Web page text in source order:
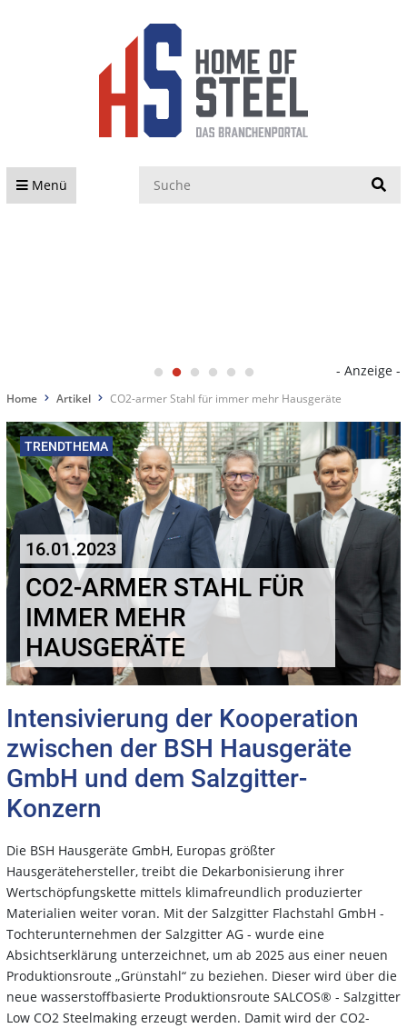
Menü
- Anzeige -
Home Artikel CO2-armer Stahl für immer mehr Hausgeräte
TRENDTHEMA
16.01.2023
CO2-ARMER STAHL FÜR
IMMER MEHR
HAUSGERÄTE
Intensivierung der Kooperation
zwischen der BSH Hausgeräte
GmbH und dem Salzgitter-
Konzern
Die BSH Hausgeräte GmbH, Europas größter
Hausgerätehersteller, treibt die Dekarbonisierung ihrer
Wertschöpfungskette mittels klimafreundlich produzierter
Materialien weiter voran. Mit der Salzgitter Flachstahl GmbH -
Tochterunternehmen der Salzgitter AG - wurde eine
Absichtserklärung unterzeichnet, um ab 2025 aus einer neuen
Produktionsroute „Grünstahl“ zu beziehen. Dieser wird über die
neue wasserstoffbasierte Produktionsroute SALCOS® - Salzgitter
Low CO2 Steelmaking erzeugt werden. Damit wird der CO2-